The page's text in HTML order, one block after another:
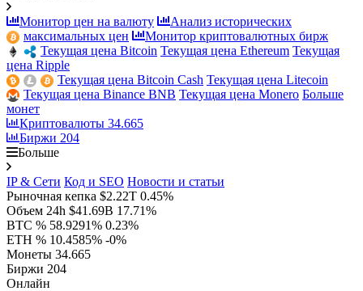
Монитор цен на валюту
Анализ исторических
максимальных цен
Монитор криптовалютных бирж
Текущая цена Bitcoin Текущая цена Ethereum Текущая
цена Ripple
Текущая цена Bitcoin Cash Текущая цена Litecoin
Текущая цена Binance BNB Текущая цена Monero Больше
монет
Криптовалюты 34.665
Биржи 204
Больше
IP & Сети Код и SEO Новости и статьи
Рыночная кепка $2.22T 0.45%
Объем 24h $41.69B 17.71%
BTC % 58.9291% 0.23%
ETH % 10.4585% -0%
Монеты 34.665
Биржи 204
Онлайн